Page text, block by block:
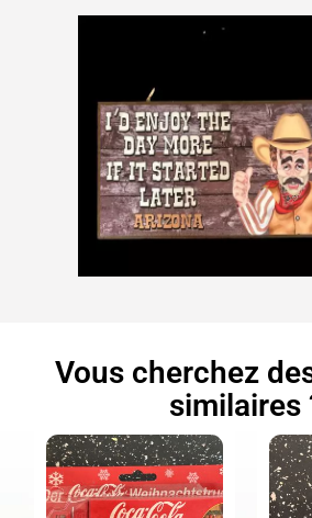
Vous cherchez
similaires